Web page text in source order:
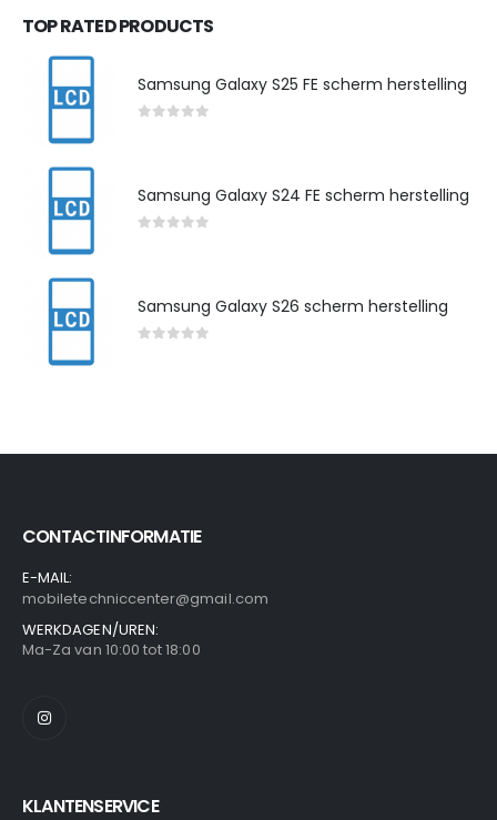
TOP RATED PRODUCTS
Samsung Galaxy S25 FE scherm herstelling
Samsung Galaxy S24 FE scherm herstelling
Samsung Galaxy S26 scherm herstelling
CONTACTINFORMATIE
E-MAIL:
mobiletechniccenter@gmail.com
WERKDAGEN/UREN:
Ma-Za van 10:00 tot 18:00
KLANTENSERVICE